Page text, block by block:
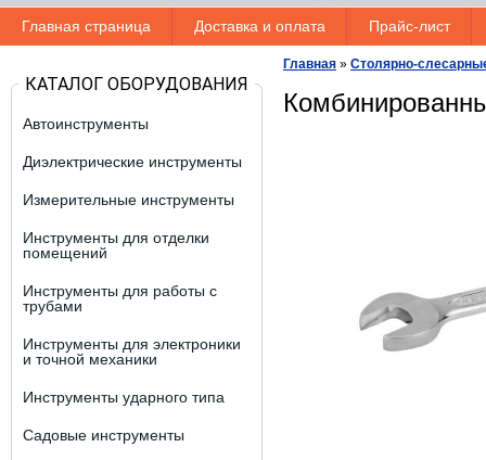
Главная страница Доставка и оплата Прайс-лист
КАТАЛОГ ОБОРУДОВАНИЯ
Автоинструменты
Диэлектрические инструменты
Измерительные инструменты
Инструменты для отделки
помещений
Инструменты для работы с
трубами
Инструменты для электроники
и точной механики
Инструменты ударного типа
Садовые инструменты
Главная » Столярно-